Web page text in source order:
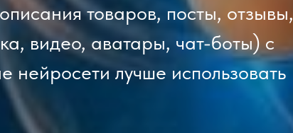
товаров, посты, отзывы,
видео, аватары, чат-боты) с
лучше использовать